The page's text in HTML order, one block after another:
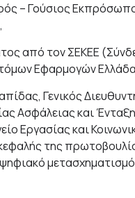
– Γούσιος
από τον ΣΕΚΕΕ
Εφαρμογών
Γενικός
Ασφάλειας και
Εργασίας και
της
ψηφιακό